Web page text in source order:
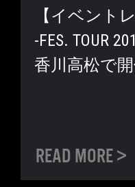
【イベント
-FES. TOUR
香川高松で開